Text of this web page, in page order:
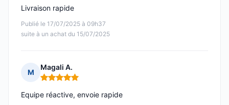
Publié le 17/07/2025 à 09h37
suite à un achat du 15/07/2025
Livraison rapide
M
Magali A.
Note : 5 sur 5
Equipe réactive, envoie rapide